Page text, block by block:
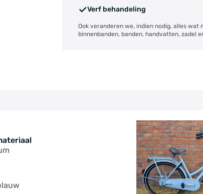
Verf behandeling
Ook veranderen we, indien nodig, alles wat
binnenbanden, banden, handvatten, zadel